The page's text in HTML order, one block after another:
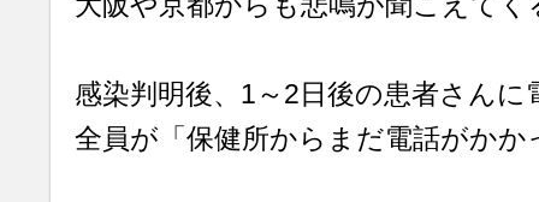
感染判明後、1～2日後の患者さんに
全員が「保健所からまだ電話がかか